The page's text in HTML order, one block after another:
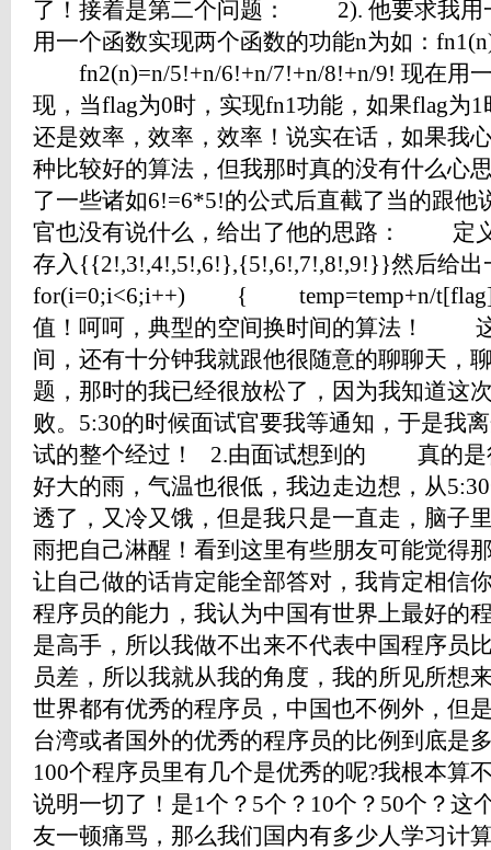
了！接着是第二个问题： 2). 他要求我用
用一个函数实现两个函数的功能n为如：
fn2(n)=n/5!+n/6!+n/7!+n/8!+n/9! 现在用
现，当flag为0时，实现fn1功能，如果flag为
还是效率，效率，效率！说实在话，如果我
种比较好的算法，但我那时真的没有什么心
了一些诸如6!=6*5!的公式后直截了当的跟他
官也没有说什么，给出了他的思路： 定
存入{{2!,3!,4!,5!,6!},{5!,6!,7!,8!,9!}}然后
for(i=0;i<6;i++) { temp=temp+n/
值！呵呵，典型的空间换时间的算法！
间，还有十分钟我就跟他很随意的聊聊天，
题，那时的我已经很放松了，因为我知道这
败。5:30的时候面试官要我等通知，于是我
试的整个经过！ 2.由面试想到的 真的是
好大的雨，气温也很低，我边走边想，从
透了，又冷又饿，但是我只是一直走，脑子
雨把自己淋醒！看到这里有些朋友可能觉得
让自己做的话肯定能全部答对，我肯定相信
程序员的能力，我认为中国有世界上最好的
是高手，所以我做不出来不代表中国程序员
员差，所以我就从我的角度，我的所见所
世界都有优秀的程序员，中国也不例外，但
台湾或者国外的优秀的程序员的比例到底是
100个程序员里有几个是优秀的呢?我根本算
说明一切了！是1个？5个？10个？50个？这
友一顿痛骂，那么我们国内有多少人学习计